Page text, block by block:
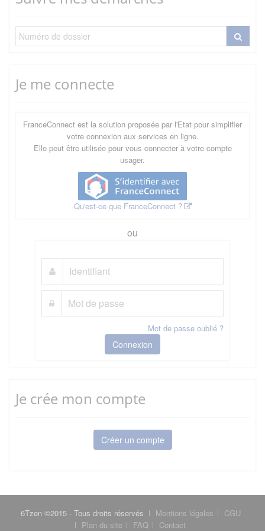
Je me connecte
FranceConnect est la solution proposée par l'Etat pour simplifier
votre connexion aux services en ligne.
Elle peut être utilisée pour vous connecter à votre compte
usager.
Qu'est-ce que FranceConnect ?
ou
Mot de passe oublié ?
Connexion
Je crée mon compte
Créer un compte
6Tzen ©2015 - Tous droits réservés Mentions légales
CGU
Plan du site
FAQ
Contact